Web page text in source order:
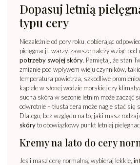
Dopasuj letnią
typu cery
Niezależnie od pory roku, dobierając
pielęgnacji twarzy, zawsze należy wziąć pod
potrzeby swojej skóry. Pamiętaj, że stan
zmianie pod wpływem wielu czynników,
temperatura powietrza, szkodliwe
kąpiele w słonej wodzie morskiej czy
sucha skóra w sezonie letnim może zacząć
odwrotnie – tłusta cera może nagle stać się
Dlatego, bez względu na to, jaki masz rodzaj
skóryto obowiązkowy punkt letniej
Kremy na lato do cery
Jeśli masz cerę normalną, wybieraj lekkie,